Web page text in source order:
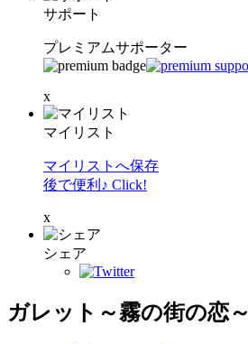
サポート
プレミアムサポーター
x
マイリスト
マイリストへ保存
後で便利♪ Click!
x
シェア
ガレット～霧の街の恋～